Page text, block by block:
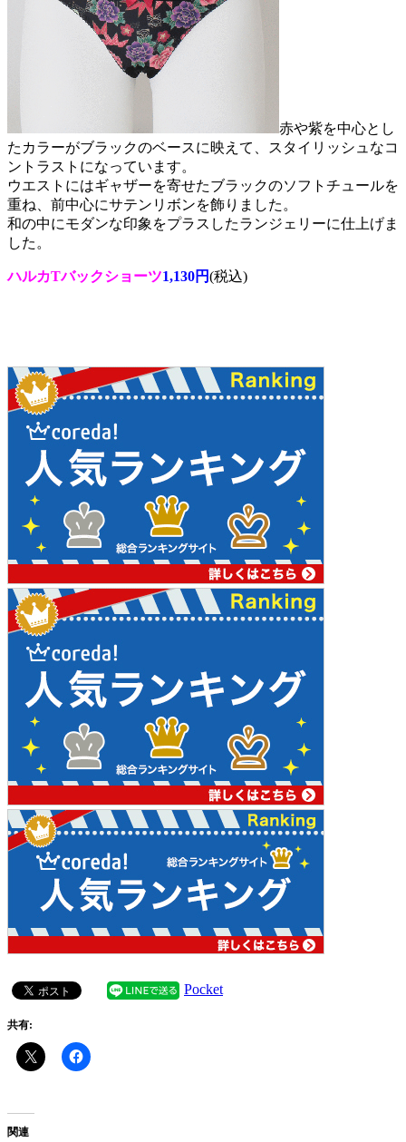
赤や紫を中心とし
たカラーがブラックのベースに映えて、スタイリッシュなコ
ントラストになっています。
ウエストにはギャザーを寄せたブラックのソフトチュールを
重ね、前中心にサテンリボンを飾りました。
和の中にモダンな印象をプラスしたランジェリーに仕上げま
した。
ハルカTバックショーツ1,130円(税込)
Pocket
共有:
関連